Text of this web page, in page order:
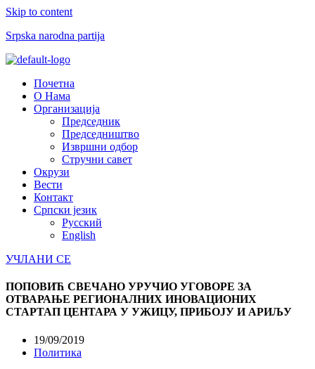
Skip to content
Srpska narodna partija
Menu
Почетна
О Нама
Организација
Председник
Председништво
Извршни одбор
Стручни савет
Окрузи
Вести
Контакт
Српски језик
Русский
English
УЧЛАНИ СЕ
ПОПОВИЋ СВЕЧАНО УРУЧИО УГОВОРЕ ЗА
ОТВАРАЊЕ РЕГИОНАЛНИХ ИНОВАЦИОНИХ
СТАРТАП ЦЕНТАРА У УЖИЦУ, ПРИБОЈУ И АРИЉУ
19/09/2019
Политика